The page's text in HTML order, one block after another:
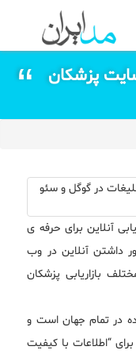
پزشکان
آنلاین برای حرفه ی
داشتن آنلاین در وب
بازاریابی پزشکان
در تمام جهان است و
“اطلاعات با کیفیت